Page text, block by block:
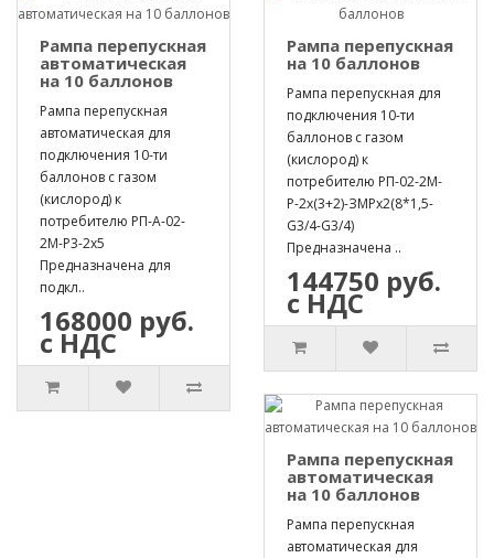
Рампа перепускная
автоматическая
на 10 баллонов
Рампа перепускная
автоматическая для
подключения 10-ти
баллонов с газом
(кислород) к
потребителю РП-А-02-
2М-Р3-2х5
Предназначена для
подкл..
168000 руб.
с НДС
Рампа перепускная
на 10 баллонов
Рампа перепускная для
подключения 10-ти
баллонов с газом
(кислород) к
потребителю РП-02-2М-
Р-2х(3+2)-ЗМРх2(8*1,5-
G3/4-G3/4)
Предназначена ..
144750 руб.
с НДС
Рампа перепускная
автоматическая
на 10 баллонов
Рампа перепускная
автоматическая для